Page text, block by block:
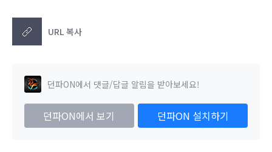
URL 복사
던파ON에서 댓글/답글 알림을 받아보세요!
던파ON에서 보기 던파ON 설치하기